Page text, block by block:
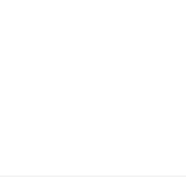
Cister e ajude-nos a manter